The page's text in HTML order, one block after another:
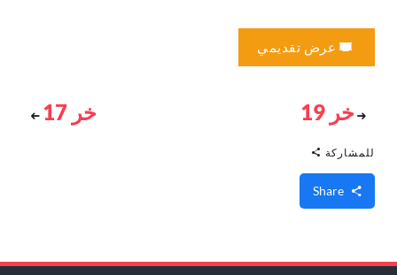
عرض تقديمي
خر 19 خر 17
للمشاركة